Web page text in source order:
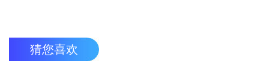
猜您喜欢